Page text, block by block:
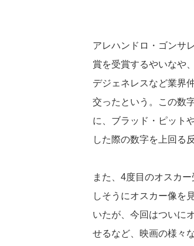
アレハンドロ・ゴンサ
賞を受賞するやいなや
デジェネレスなど業界
交ったという。この数
に、ブラッド・ピット
した際の数字を上回る
また、4度目のオスカ
しそうにオスカー像を
いたが、今回はついに
せるなど、映画の様々